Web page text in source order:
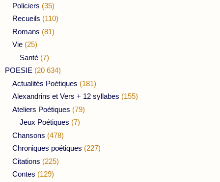
Policiers (35)
Recueils (110)
Romans (81)
Vie (25)
Santé (7)
POESIE (20 634)
Actualités Poétiques (181)
Alexandrins et Vers + 12 syllabes (155)
Ateliers Poétiques (79)
Jeux Poétiques (7)
Chansons (478)
Chroniques poétiques (227)
Citations (225)
Contes (129)